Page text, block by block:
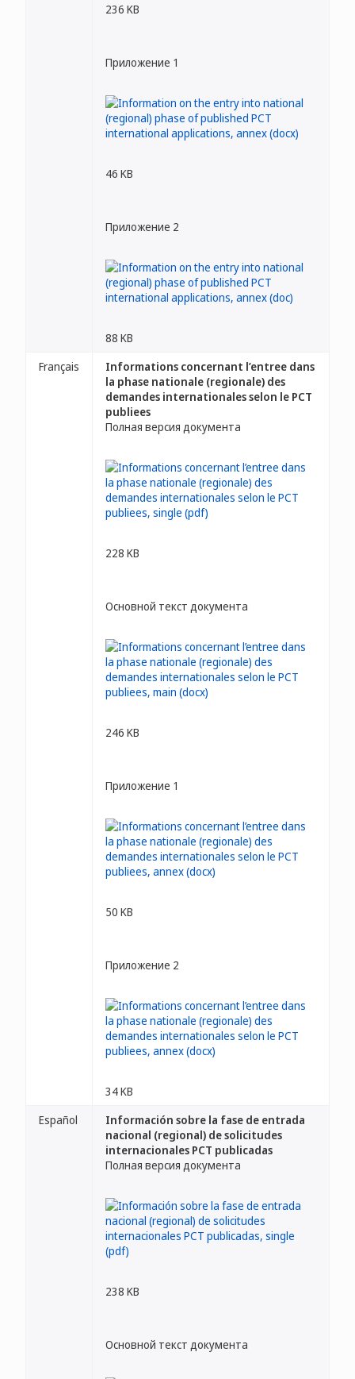
236 KB
Приложение 1
46 KB
Приложение 2
88 KB
Français
Informations concernant l’entree dans
la phase nationale (regionale) des
demandes internationales selon le PCT
publiees
Полная версия документа
228 KB
Основной текст документа
246 KB
Приложение 1
50 KB
Приложение 2
34 KB
Español
Información sobre la fase de entrada
nacional (regional) de solicitudes
internacionales PCT publicadas
Полная версия документа
238 KB
Основной текст документа